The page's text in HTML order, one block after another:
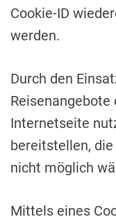
Cookie-ID
werden.
Durch den
Internetseite
bereitstellen,
nicht möglich
Mittels eines